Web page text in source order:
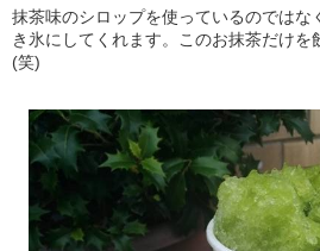
抹茶味のシロップを使っているのではな
き氷にしてくれます。このお抹茶だけを
(笑)